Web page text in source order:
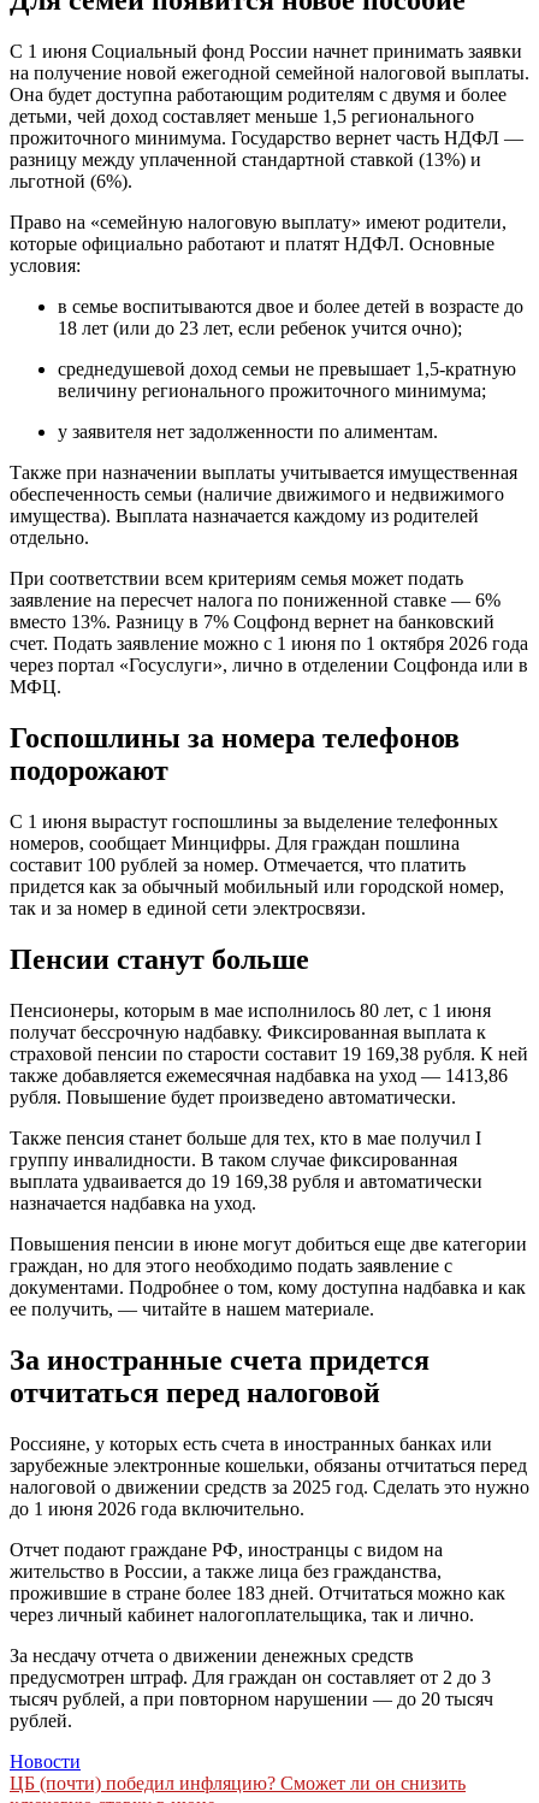
С 1 июня Социальный фонд России начнет принимать заявки
на получение новой ежегодной семейной налоговой выплаты.
Она будет доступна работающим родителям с двумя и более
детьми, чей доход составляет меньше 1,5 регионального
прожиточного минимума. Государство вернет часть НДФЛ —
разницу между уплаченной стандартной ставкой (13%) и
льготной (6%).
Право на «семейную налоговую выплату» имеют родители,
которые официально работают и платят НДФЛ. Основные
условия:
в семье воспитываются двое и более детей в возрасте до
18 лет (или до 23 лет, если ребенок учится очно);
среднедушевой доход семьи не превышает 1,5-кратную
величину регионального прожиточного минимума;
у заявителя нет задолженности по алиментам.
Также при назначении выплаты учитывается имущественная
обеспеченность семьи (наличие движимого и недвижимого
имущества). Выплата назначается каждому из родителей
отдельно.
При соответствии всем критериям семья может подать
заявление на пересчет налога по пониженной ставке — 6%
вместо 13%. Разницу в 7% Соцфонд вернет на банковский
счет. Подать заявление можно с 1 июня по 1 октября 2026 года
через портал «Госуслуги», лично в отделении Соцфонда или в
МФЦ.
Госпошлины за номера телефонов
подорожают
С 1 июня вырастут госпошлины за выделение телефонных
номеров, сообщает Минцифры. Для граждан пошлина
составит 100 рублей за номер. Отмечается, что платить
придется как за обычный мобильный или городской номер,
так и за номер в единой сети электросвязи.
Пенсии станут больше
Пенсионеры, которым в мае исполнилось 80 лет, с 1 июня
получат бессрочную надбавку. Фиксированная выплата к
страховой пенсии по старости составит 19 169,38 рубля. К ней
также добавляется ежемесячная надбавка на уход — 1413,86
рубля. Повышение будет произведено автоматически.
Также пенсия станет больше для тех, кто в мае получил I
группу инвалидности. В таком случае фиксированная
выплата удваивается до 19 169,38 рубля и автоматически
назначается надбавка на уход.
Повышения пенсии в июне могут добиться еще две категории
граждан, но для этого необходимо подать заявление с
документами. Подробнее о том, кому доступна надбавка и как
ее получить, — читайте в нашем материале.
За иностранные счета придется
отчитаться перед налоговой
Россияне, у которых есть счета в иностранных банках или
зарубежные электронные кошельки, обязаны отчитаться перед
налоговой о движении средств за 2025 год. Сделать это нужно
до 1 июня 2026 года включительно.
Отчет подают граждане РФ, иностранцы с видом на
жительство в России, а также лица без гражданства,
прожившие в стране более 183 дней. Отчитаться можно как
через личный кабинет налогоплательщика, так и лично.
За несдачу отчета о движении денежных средств
предусмотрен штраф. Для граждан он составляет от 2 до 3
тысяч рублей, а при повторном нарушении — до 20 тысяч
рублей.
Новости
Навигация
ЦБ (почти) победил инфляцию? Сможет ли он снизить